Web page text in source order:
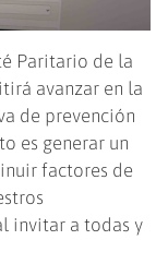
Paritario de la
avanzar en la
de prevención
es generar un
factores de
invitar a todas y